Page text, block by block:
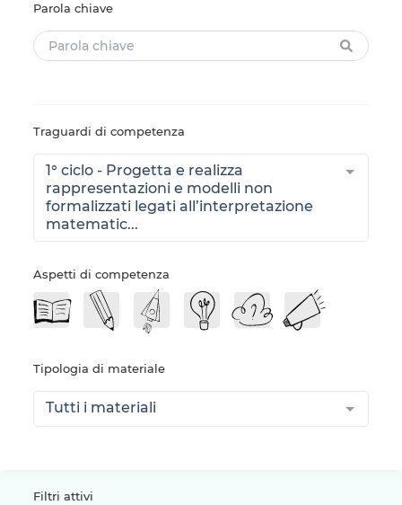
Parola chiave
Traguardi di competenza
1° ciclo - Progetta e realizza
rappresentazioni e modelli non
formalizzati legati all’interpretazione
matematic...
Aspetti di competenza
Tipologia di materiale
Tutti i materiali
Filtri attivi